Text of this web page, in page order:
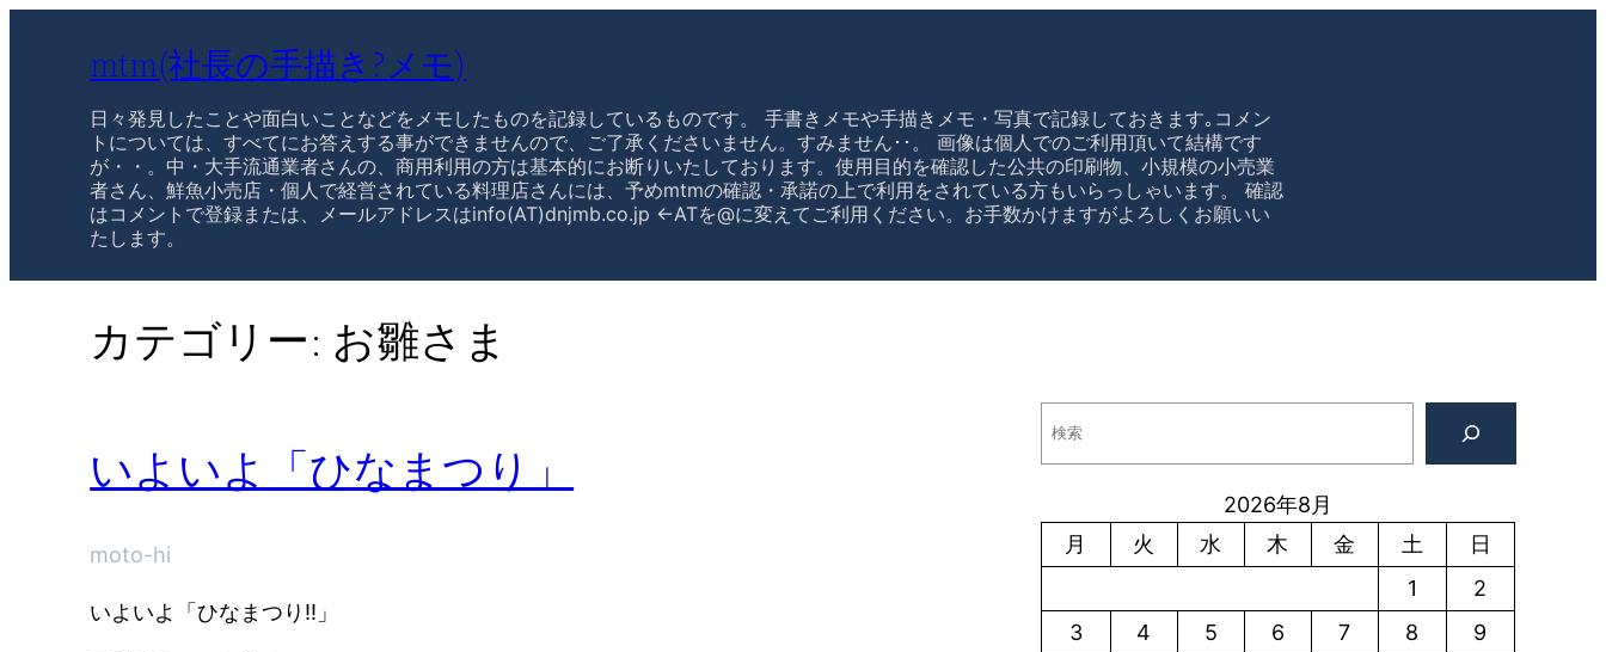
mtm(社長の手描き?メモ)
日々発見したことや面白いことなどをメモしたものを記録しているものです。 手書きメモや手描きメモ・写真で記録しておきます｡コメン
トについては、すべてにお答えする事ができませんので、ご了承くださいません。すみません･･。 画像は個人でのご利用頂いて結構です
が・・。中・大手流通業者さんの、商用利用の方は基本的にお断りいたしております。使用目的を確認した公共の印刷物、小規模の小売業
者さん、鮮魚小売店・個人で経営されている料理店さんには、予めmtmの確認・承諾の上で利用をされている方もいらっしゃいます。 確認
はコメントで登録または、メールアドレスはinfo(AT)dnjmb.co.jp ←ATを@に変えてご利用ください。お手数かけますがよろしくお願いい
たします。
カテゴリー: お雛さま
いよいよ「ひなまつり」
moto-hi
いよいよ「ひなまつり!!」
2026年8月
月
火 水 木 金 土
日
1
2
3
4 5 6 7 8
9